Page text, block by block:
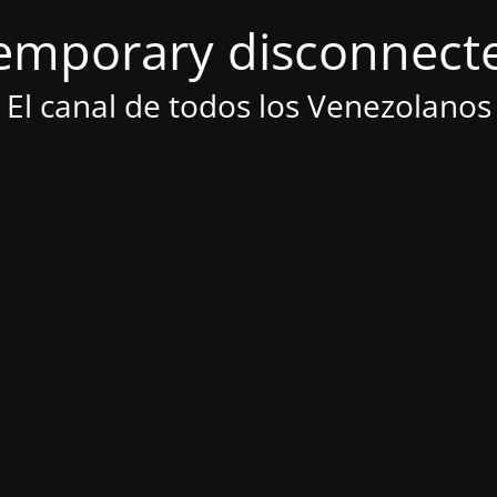
El canal de todos los Venezolanos